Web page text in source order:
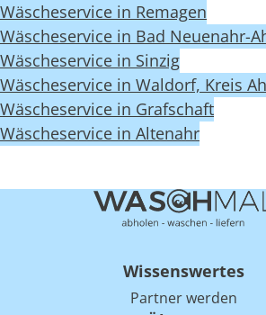
Wäscheservice in Remagen
Wäscheservice in Bad Neuenahr-
Wäscheservice in Sinzig
Wäscheservice in Waldorf, Kreis
Wäscheservice in Grafschaft
Wäscheservice in Altenahr
Wissenswertes
Partner werden